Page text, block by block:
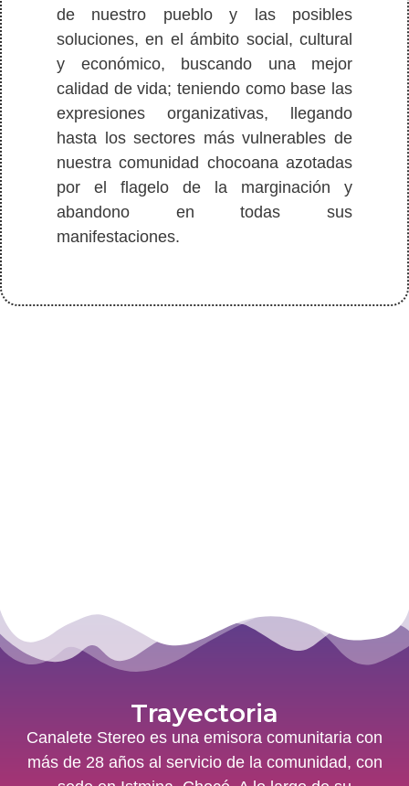
de nuestro pueblo y las posibles
soluciones, en el ámbito social, cultural
y económico, buscando una mejor
calidad de vida; teniendo como base las
expresiones organizativas, llegando
hasta los sectores más vulnerables de
nuestra comunidad chocoana azotadas
por el flagelo de la marginación y
abandono en todas sus
manifestaciones.
Trayectoria
Canalete Stereo es una emisora comunitaria con
más de 28 años al servicio de la comunidad, con